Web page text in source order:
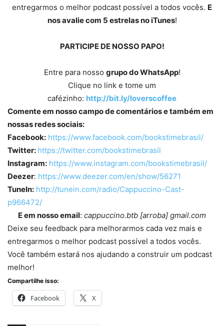
entregarmos o melhor podcast possível a todos vocês. E
nos avalie com 5 estrelas no iTunes!
PARTICIPE DE NOSSO PAPO!
Entre para nosso grupo do WhatsApp!
Clique no link e tome um
cafézinho: http://bit.ly/loverscoffee
Comente em nosso campo de comentários e também em
nossas redes sociais:
Facebook: https://www.facebook.com/bookstimebrasil/
Twitter: https://twitter.com/bookstimebrasil
Instagram: https://www.instagram.com/bookstimebrasil/
Deezer: https://www.deezer.com/en/show/56271
TuneIn: http://tunein.com/radio/Cappuccino-Cast-
p966472/
E em nosso email: cappuccino.btb [arroba] gmail.com
Deixe seu feedback para melhorarmos cada vez mais e
entregarmos o melhor podcast possível a todos vocês.
Você também estará nos ajudando a construir um podcast
melhor!
Compartilhe isso:
Facebook X